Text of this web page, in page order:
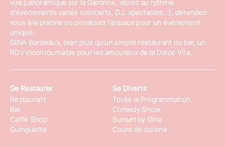
deux heures, incluant dégustation et temps d’échange.
Pour les amateurs de sucré, le
aborde des techniques variées, de la tarte au citron
meringuée au tiramisu à la pistache en passant par les
desserts saisonniers. Les ingrédients sont soigneusement
aux cuisiniers confirmés. Un exemple concret : lors d’un atelier
dédié aux desserts de Noël, les participants ont réalisé une
bûche de Noël tiramisu ou un mont-blanc, en suivant les
étapes clés pour obtenir un résultat aussi beau que
vue panoramique sur la Garonne, vibrez au rythme
d’événements variés (concerts, DJ, spectacles…), détendez-
vous à la piscine ou privatisez l’espace pour un événement
unique.
GINA Bordeaux, bien plus qu’un simple restaurant ou bar, un
RDV incontournable pour les amoureux de la Dolce Vita.
Se Restaurer
Restaurant
Bar
Caffè Shop
Guinguette
Se Divertir
Toute la Programmation
Comedy Show
Sunset by Gina
Cours de cuisine